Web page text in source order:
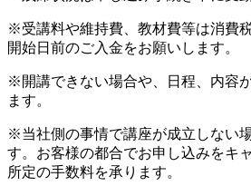
※受講料や維持費、教材費等は消費
開始日前のご入金をお願いします。
※開講できない場合や、日程、内容
ます。
※当社側の事情で講座が成立しない
す。お客様の都合でお申し込みをキ
所定の手数料を承ります。